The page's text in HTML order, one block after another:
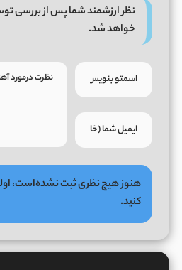
نظر ارزشمند شما پس از بررسی
خواهد شد.
هنوز هیچ نظری ثبت نشده‌است،
کنید.